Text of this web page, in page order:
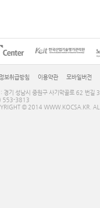
보취급방침 이용약관 모바일버전
경기 성남시 중원구 사기막골로 62 번
553-3813
© 2014 WWW.KOCSA.KR.